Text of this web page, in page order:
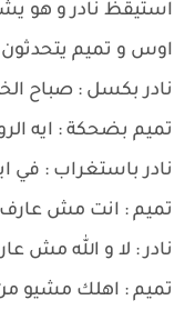
استيقظ نادر و هو
اوس و تميم يتحدثون
نادر بكسل : صباح
تميم بضحكة : ايه
نادر باستغراب : في
تميم : انت مش عارف
نادر : لا و الله مش
تميم : اهلك مشيو من